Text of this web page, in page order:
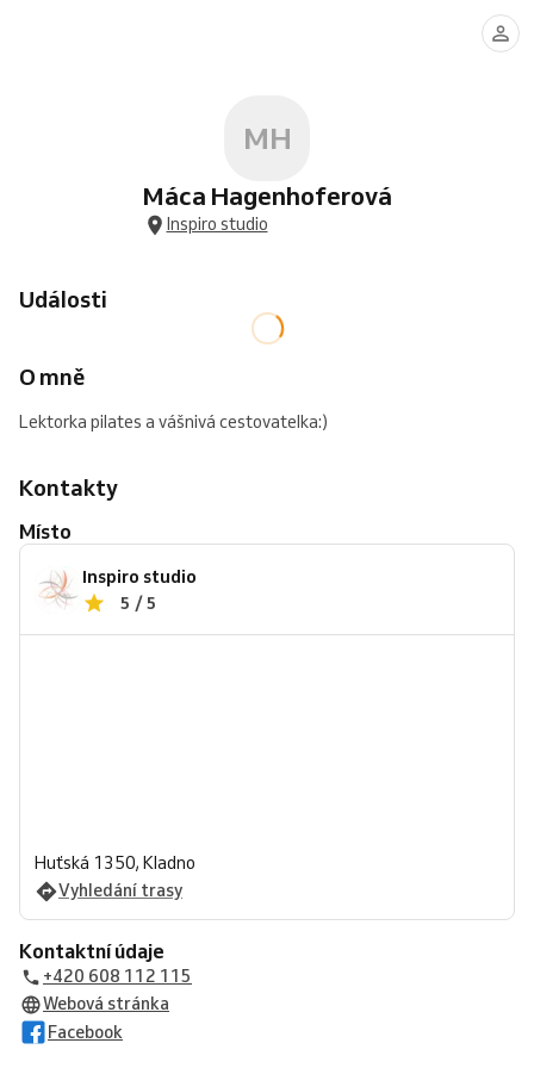
MH
Máca Hagenhoferová
Inspiro studio
Události
O mně
Lektorka pilates a vášnivá cestovatelka:)
Kontakty
Místo
Inspiro studio
5 / 5
Huťská 1350, Kladno
Vyhledání trasy
Kontaktní údaje
+420 608 112 115
Webová stránka
Facebook